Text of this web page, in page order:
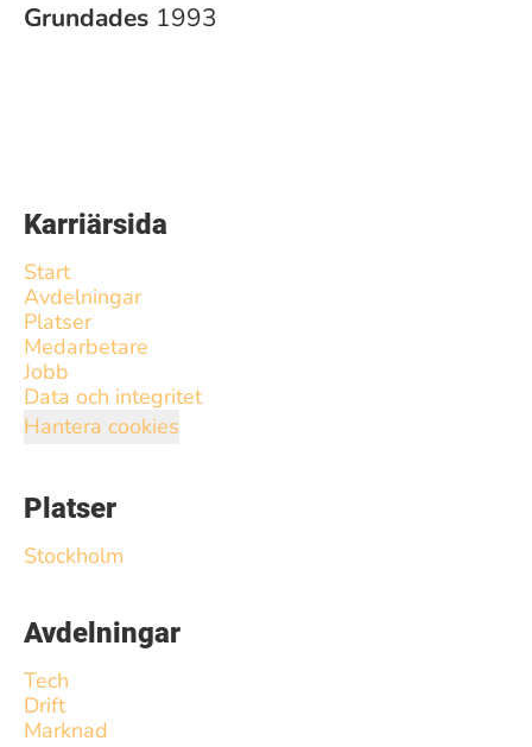
Grundades 1993
Karriärsida
Start
Avdelningar
Platser
Medarbetare
Jobb
Data och integritet
Hantera cookies
Platser
Stockholm
Avdelningar
Tech
Drift
Marknad